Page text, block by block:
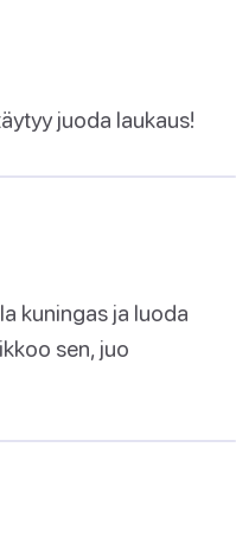
juoda laukaus!
kuningas ja luoda
sen, juo